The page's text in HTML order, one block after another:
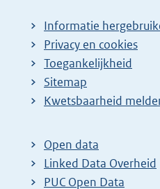
Informatie
Privacy en cookies
Toegankelijkheid
Sitemap
E
t
e
r
Kwetsbaarheid
Open data
Linked Data Overheid
PUC Open Data